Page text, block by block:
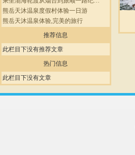
熊岳天沐温泉度假村体验一日游
熊岳天沐温泉体验,完美的旅行
推荐信息
此栏目下没有推荐文章
热门信息
此栏目下没有文章